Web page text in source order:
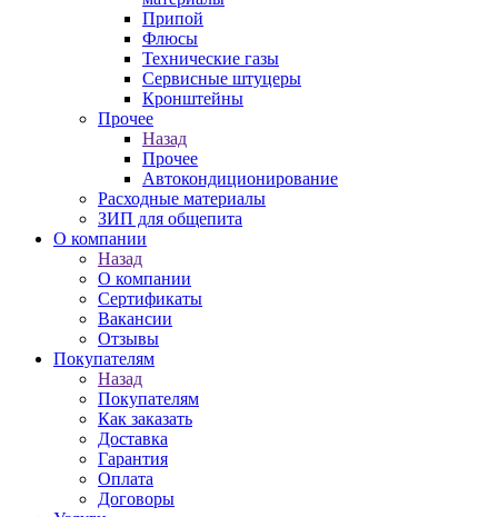
Припой
Флюсы
Технические газы
Сервисные штуцеры
Кронштейны
Прочее
Назад
Прочее
Автокондиционирование
Расходные материалы
ЗИП для общепита
О компании
Назад
О компании
Сертификаты
Вакансии
Отзывы
Покупателям
Назад
Покупателям
Как заказать
Доставка
Гарантия
Оплата
Договоры